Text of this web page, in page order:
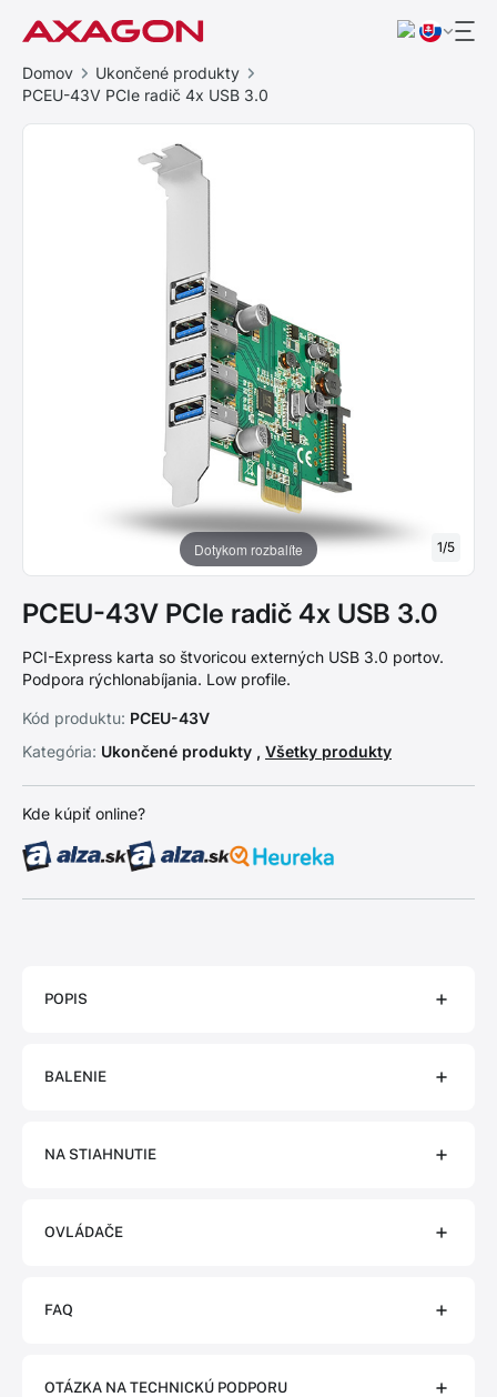
Domov
Ukončené produkty
PCEU-43V PCIe radič 4x USB 3.0
Dotykom rozbalíte 1/5
PCEU-43V PCIe radič 4x USB 3.0
PCI-Express karta so štvoricou externých USB 3.0 portov.
Podpora rýchlonabíjania. Low profile.
Kód produktu: PCEU-43V
Kategória: Ukončené produkty , Všetky produkty
Kde kúpiť online?
POPIS
BALENIE
NA STIAHNUTIE
OVLÁDAČE
FAQ
OTÁZKA NA TECHNICKÚ PODPORU